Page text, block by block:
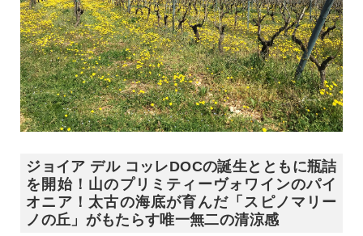
ジョイア デル コッレDOCの誕生とともに瓶詰
を開始！山のプリミティーヴォワインのパイ
オニア！太古の海底が育んだ「スピノマリー
ノの丘」がもたらす唯一無二の清涼感